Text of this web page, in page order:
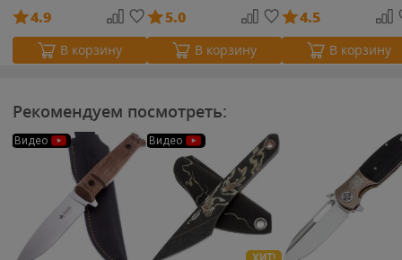
4.9
В корзину
5.0
В корзину
4.5
В корзину
Рекомендуем посмотреть:
Видео Видео